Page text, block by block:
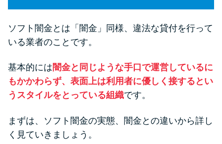
種類・特徴別一覧
その他コラム
今月の家賃払えない…2ヵ月目に
は解決しないと危険な理由と対
処法3つ
ソフト闇金とは「闇金」同様、違法な貸付を行って
いる業者のことです。
基本的には闇金と同じような手口で運営しているに
もかかわらず、表面上は利用者に優しく接するとい
うスタイルをとっている組織です。
まずは、ソフト闇金の実態、闇金との違いから詳し
く見ていきましょう。